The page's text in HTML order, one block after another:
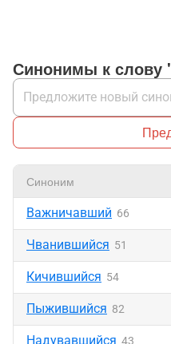
Синонимы к слову
Синоним
Важничавший 66
Чванившийся 51
Кичившийся 54
Пыжившийся 82
Надувавшийся 43